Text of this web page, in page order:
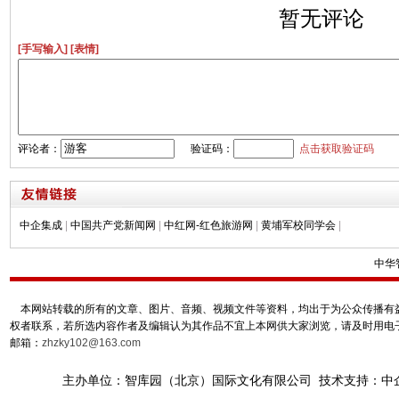
暂无评论
[手写输入] [表情]
评论者： 验证码： 点击获取验证码
中企集成 中国共产党新闻网 中红网-红色旅游网 黄埔军校同学会
中华
本网站转载的所有的文章、图片、音频、视频文件等资料，均出于为公众传播
权者联系，若所选内容作者及编辑认为其作品不宜上本网供大家浏览，请及时用
邮箱： zhzky102@163.com
主办单位：智库园（北京）国际文化有限公司 技术支持：